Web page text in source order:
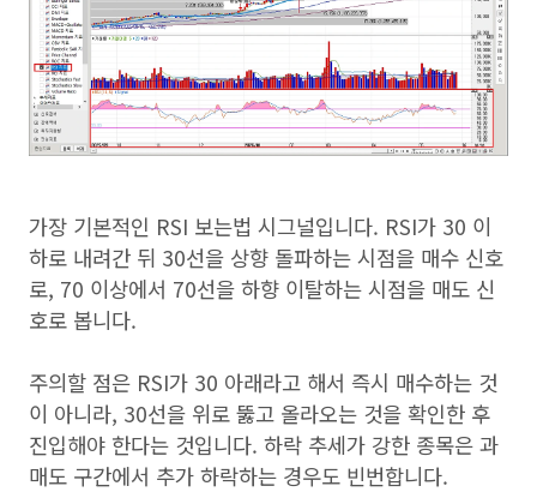
가장 기본적인 RSI 보는법 시그널입니다. RSI가 30 이
하로 내려간 뒤 30선을 상향 돌파하는 시점을 매수 신호
로, 70 이상에서 70선을 하향 이탈하는 시점을 매도 신
호로 봅니다.
주의할 점은 RSI가 30 아래라고 해서 즉시 매수하는 것
이 아니라, 30선을 위로 뚫고 올라오는 것을 확인한 후
진입해야 한다는 것입니다. 하락 추세가 강한 종목은 과
매도 구간에서 추가 하락하는 경우도 빈번합니다.